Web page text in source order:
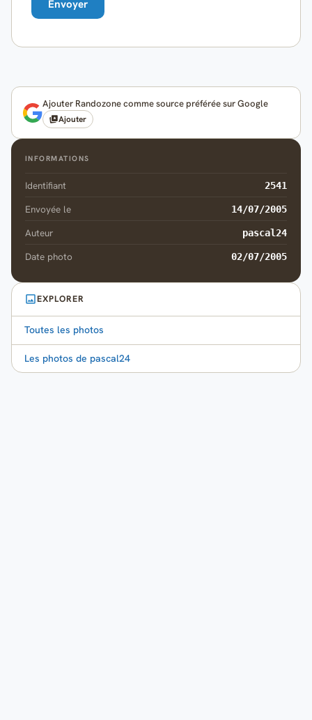
Ajouter Randozone comme source préférée sur Google
Ajouter
INFORMATIONS
Identifiant 2541
Envoyée le 14/07/2005
Auteur pascal24
Date photo 02/07/2005
EXPLORER
Toutes les photos
Les photos de pascal24